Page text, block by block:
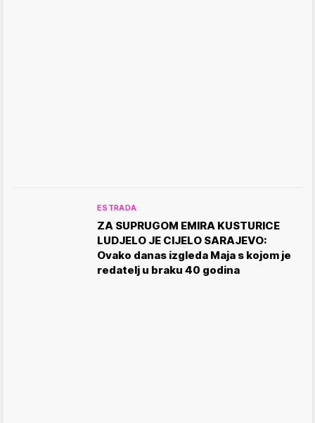
ESTRADA
ZA SUPRUGOM EMIRA KUSTURICE
LUDJELO JE CIJELO SARAJEVO:
Ovako danas izgleda Maja s kojom je
redatelj u braku 40 godina